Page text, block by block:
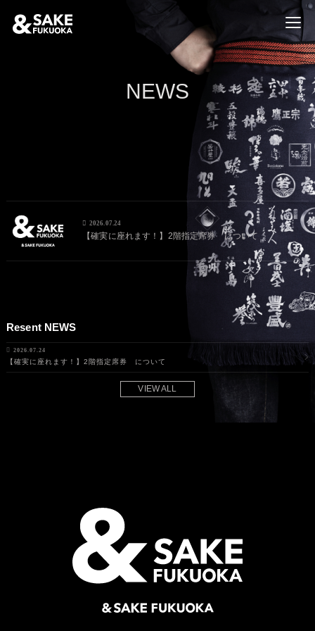
NEWS
2026.07.24
【確実に座れます！】2階指定席券 について
Resent NEWS
2026.07.24
【確実に座れます！】2階指定席券 について
VIEW ALL